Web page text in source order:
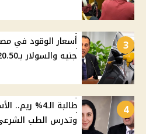
3
جنيه والسولار بـ20.50 جنيه
4
طالبة الـ4%
وتدرس الطب الشرعي